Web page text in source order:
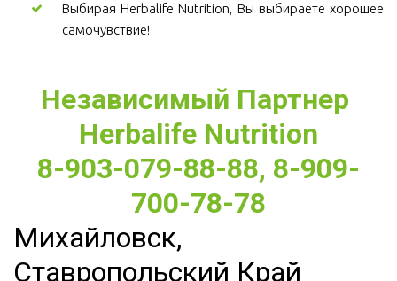
Выбирая Herbalife Nutrition, Вы выбираете хорошее
самочувствие!
Независимый Партнер
Herbalife Nutrition
8-903-079-88-88, 8-909-
700-78-78
Михайловск,
Ставропольский Край